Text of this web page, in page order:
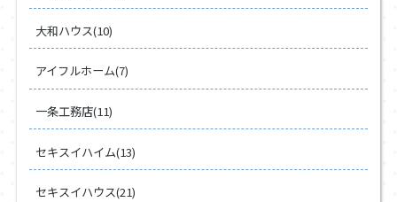
大和ハウス(10)
アイフルホーム(7)
一条工務店(11)
セキスイハイム(13)
セキスイハウス(21)